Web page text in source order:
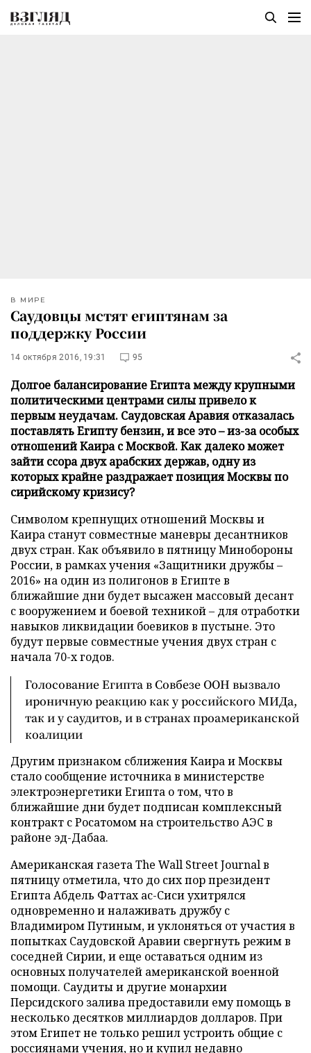
В МИРЕ
Саудовцы мстят египтянам за
поддержку России
14 октября 2016, 19:31 95
Долгое балансирование Египта между крупными
политическими центрами силы привело к
первым неудачам. Саудовская Аравия отказалась
поставлять Египту бензин, и все это – из-за особых
отношений Каира с Москвой. Как далеко может
зайти ссора двух арабских держав, одну из
которых крайне раздражает позиция Москвы по
сирийскому кризису?
Символом крепнущих отношений Москвы и
Каира станут совместные маневры десантников
двух стран. Как объявило в пятницу Минобороны
России, в рамках учения «Защитники дружбы –
2016» на один из полигонов в Египте в
ближайшие дни будет высажен массовый десант
с вооружением и боевой техникой – для отработки
навыков ликвидации боевиков в пустыне. Это
будут первые совместные учения двух стран с
начала 70-х годов.
Голосование Египта в Совбезе ООН вызвало
ироничную реакцию как у российского МИДа,
так и у саудитов, и в странах проамериканской
коалиции
Другим признаком сближения Каира и Москвы
стало сообщение источника в министерстве
электроэнергетики Египта о том, что в
ближайшие дни будет подписан комплексный
контракт с Росатомом на строительство АЭС в
районе эд-Дабаа.
Американская газета The Wall Street Journal в
пятницу отметила, что до сих пор президент
Египта Абдель Фаттах ас-Сиси ухитрялся
одновременно и налаживать дружбу с
Владимиром Путиным, и уклоняться от участия в
попытках Саудовской Аравии свергнуть режим в
соседней Сирии, и еще оставаться одним из
основных получателей американской военной
помощи. Саудиты и другие монархии
Персидского залива предоставили ему помощь в
несколько десятков миллиардов долларов. При
этом Египет не только решил устроить общие с
россиянами учения, но и купил недавно